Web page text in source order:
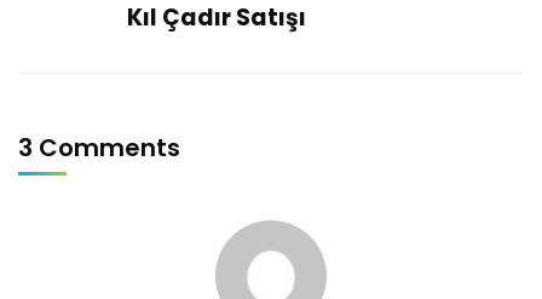
Kıl Çadır Satışı
3 Comments